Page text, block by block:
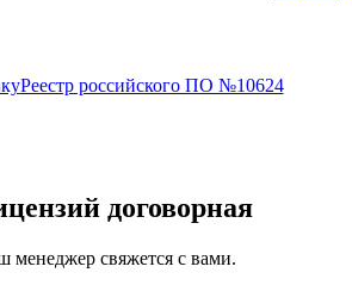
Реестр российского ПО №10624
договорная
менеджер свяжется с вами.